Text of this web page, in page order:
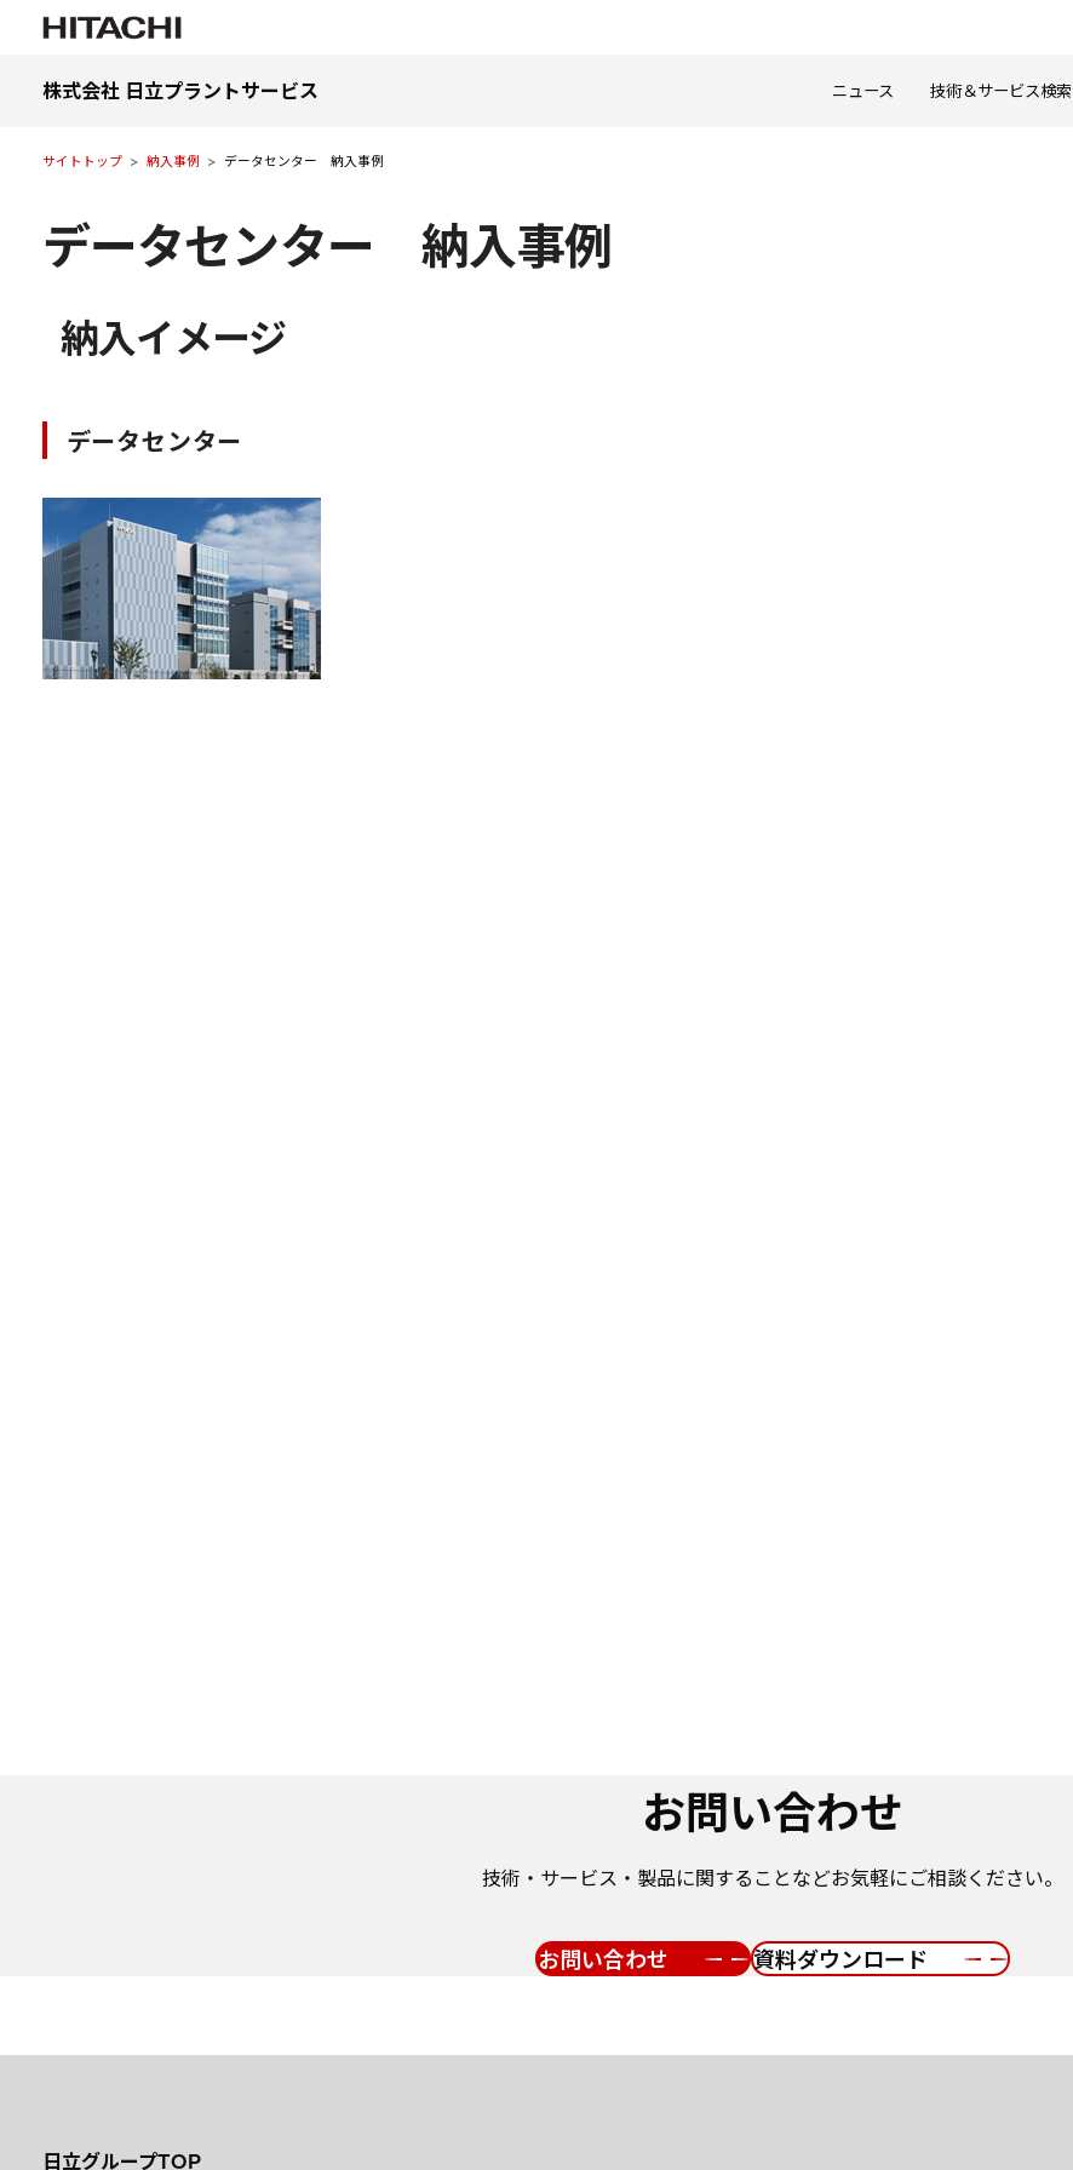
株式会社 日立プラントサービス ニュース 技術＆サービス検索
サイトトップ 納入事例 データセンター 納入事例
データセンター 納入事例
納入イメージ
データセンター
お問い合わせ
技術・サービス・製品に関することなどお気軽にご相談ください。
お問い合わせ 資料ダウンロード
日立グループTOP